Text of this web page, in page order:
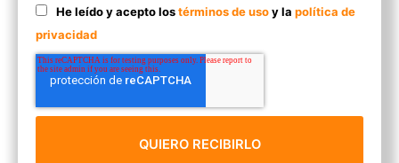
He leído y acepto lostérminos de usoy la política de
privacidad